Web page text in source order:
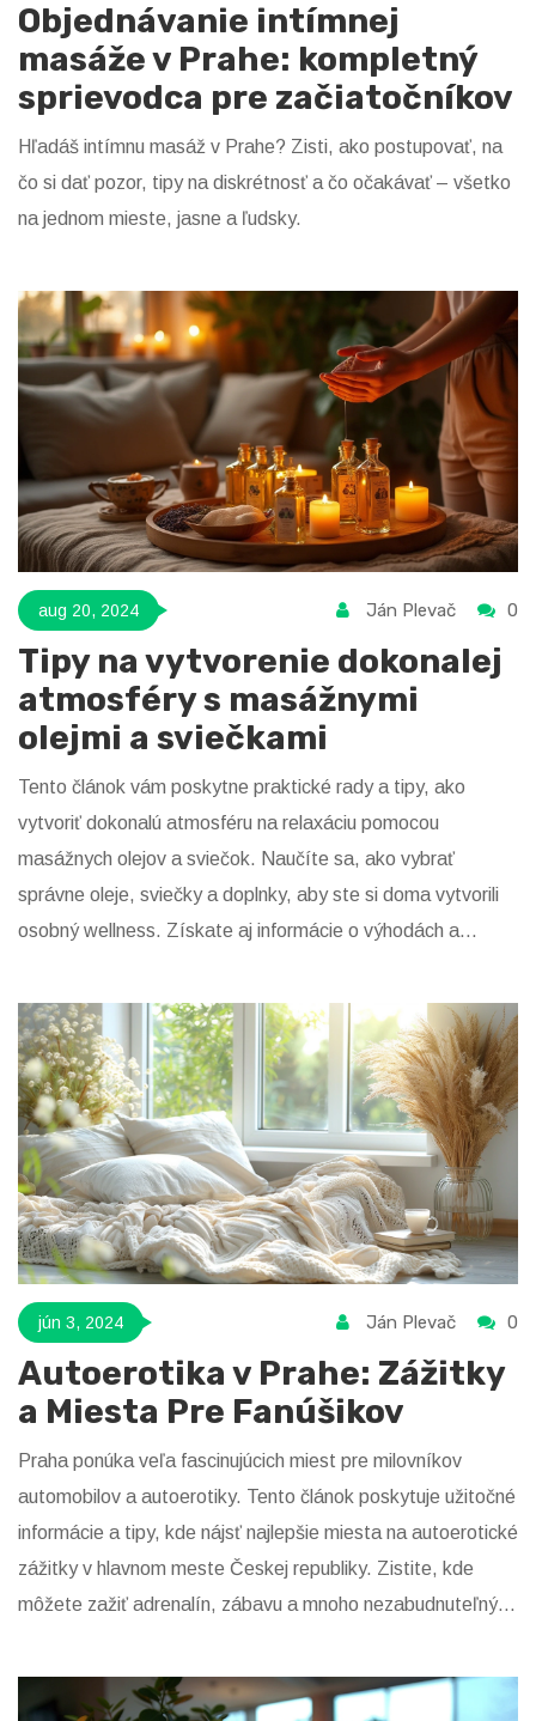
Objednávanie intímnej
masáže v Prahe: kompletný
sprievodca pre začiatočníkov
Hľadáš intímnu masáž v Prahe? Zisti, ako postupovať, na
čo si dať pozor, tipy na diskrétnosť a čo očakávať – všetko
na jednom mieste, jasne a ľudsky.
aug 20, 2024 Ján Plevač 0
Tipy na vytvorenie dokonalej
atmosféry s masážnymi
olejmi a sviečkami
Tento článok vám poskytne praktické rady a tipy, ako
vytvoriť dokonalú atmosféru na relaxáciu pomocou
masážnych olejov a sviečok. Naučíte sa, ako vybrať
správne oleje, sviečky a doplnky, aby ste si doma vytvorili
osobný wellness. Získate aj informácie o výhodách a
jún 3, 2024 Ján Plevač 0
Autoerotika v Prahe: Zážitky
a Miesta Pre Fanúšikov
Praha ponúka veľa fascinujúcich miest pre milovníkov
automobilov a autoerotiky. Tento článok poskytuje užitočné
informácie a tipy, kde nájsť najlepšie miesta na autoerotické
zážitky v hlavnom meste Českej republiky. Zistite, kde
môžete zažiť adrenalín, zábavu a mnoho nezabudnuteľných